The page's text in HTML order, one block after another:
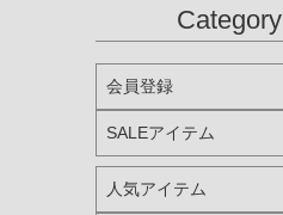
Category
会員登録
SALEアイテム
人気アイテム